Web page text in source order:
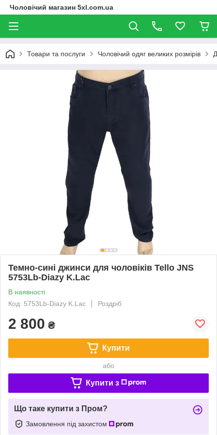
Чоловічий магазин 5xl.com.ua
Товари та послуги Чоловічий одяг великих розмірів
Темно-сині джинси для чоловіків Tello JNS
5753Lb-Diazy K.Lac
В наявності
Код: 5753Lb-Diazy K.Lac
Роздріб
2 800 ₴
Купити
або
Купити з
Що таке купити з Пром?
Замовлення під захистом